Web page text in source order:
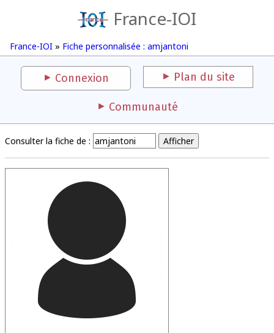
France-IOI
France-IOI » Fiche personnalisée : amjantoni
Connexion Plan du site
Communauté
Consulter la fiche de :